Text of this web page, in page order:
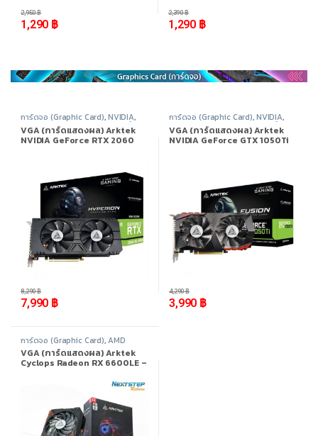
1,290 ฿
2,950฿
1,290 ฿
2,390฿
การ์ดจอ (Graphic Card),NVIDIA,
Nvidia Geforce 20 Series สินค้า
ทั้งหมด
VGA (การ์ดแสดงผล) Arktek
NVIDIA GeForce RTX 2060
7,990 ฿
8,290฿
การ์ดจอ (Graphic Card),NVIDIA,
Nvidia Geforce 10 Series สินค้า
ทั้งหมด
VGA (การ์ดแสดงผล) Arktek
NVIDIA GeForce GTX 1050Ti
3,990 ฿
4,290฿
การ์ดจอ (Graphic Card),AMD
Radeon ,AMD Radeon RX 6000
Series,สินค้าทั้งหมด
VGA (การ์ดแสดงผล) Arktek
Cyclops Radeon RX 6600LE –